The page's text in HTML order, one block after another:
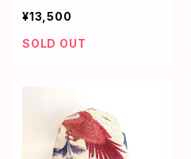
¥13,500
SOLD OUT